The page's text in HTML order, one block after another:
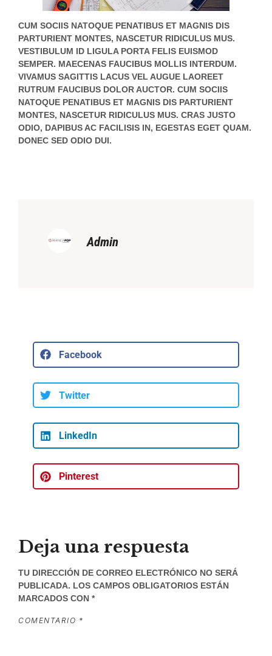
CUM SOCIIS NATOQUE PENATIBUS ET MAGNIS DIS
PARTURIENT MONTES, NASCETUR RIDICULUS MUS.
VESTIBULUM ID LIGULA PORTA FELIS EUISMOD
SEMPER. MAECENAS FAUCIBUS MOLLIS INTERDUM.
VIVAMUS SAGITTIS LACUS VEL AUGUE LAOREET
RUTRUM FAUCIBUS DOLOR AUCTOR. CUM SOCIIS
NATOQUE PENATIBUS ET MAGNIS DIS PARTURIENT
MONTES, NASCETUR RIDICULUS MUS. CRAS JUSTO
ODIO, DAPIBUS AC FACILISIS IN, EGESTAS EGET QUAM.
DONEC SED ODIO DUI.
Admin
Facebook
Twitter
LinkedIn
Pinterest
Deja una respuesta
TU DIRECCIÓN DE CORREO ELECTRÓNICO NO SERÁ
PUBLICADA. LOS CAMPOS OBLIGATORIOS ESTÁN
MARCADOS CON *
COMENTARIO *